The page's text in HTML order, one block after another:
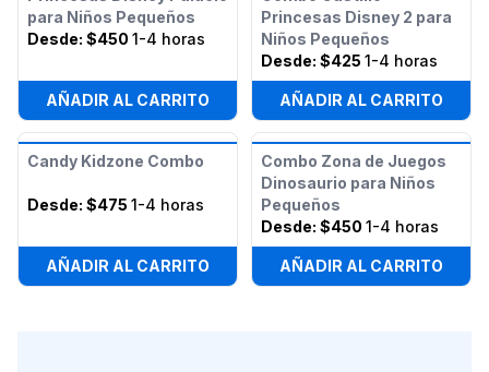
para Niños Pequeños
Desde: $450 1-4 horas
AÑADIR AL CARRITO
Princesas Disney 2 para
Niños Pequeños
Desde: $425 1-4 horas
AÑADIR AL CARRITO
Candy Kidzone Combo
Desde: $475 1-4 horas
AÑADIR AL CARRITO
Combo Zona de Juegos
Dinosaurio para Niños
Pequeños
Desde: $450 1-4 horas
AÑADIR AL CARRITO